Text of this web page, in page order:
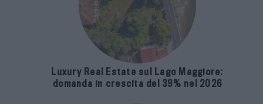
Luxury Real Estate sul Lago Maggiore:
domanda in crescita del 39% nel 2026